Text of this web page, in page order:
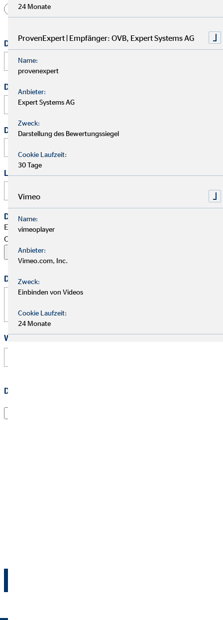
Herr
Dein vollständiger Name *
Deine E-Mail Adresse
Deine Telefonnummer
Link zu Deinem Business-Profil (Xing / LinkedIn / andere)
Dein Begleitschreiben
Erlaubte Formate: PDF, Word, ZIP, OpenOffice,
OpenDocument, JPG, PNG, BMP | Maximal 20 MB
Deine Nachricht
Wie hast Du von uns erfahren?
Datenschutz
24 Monate
ProvenExpert | Empfänger: OVB, Expert Systems AG
Name:
provenexpert
Anbieter:
Expert Systems AG
Zweck:
Darstellung des Bewertungssiegel
Cookie Laufzeit:
30 Tage
Vimeo
Name:
vimeoplayer
Anbieter:
Vimeo.com, Inc.
Zweck:
Einbinden von Videos
Cookie Laufzeit:
24 Monate